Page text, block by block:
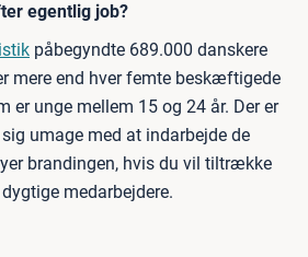
egentlig job?
påbegyndte 689.000 danskere
mere end hver femte beskæftigede
er unge mellem 15 og 24 år. Der er
umage med at indarbejde de
brandingen, hvis du vil tiltrække
medarbejdere.